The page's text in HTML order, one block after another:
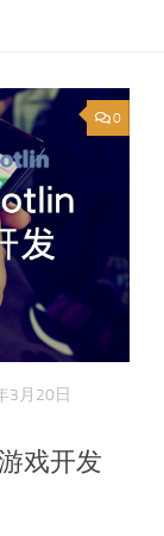
0
3月20日
戏开发